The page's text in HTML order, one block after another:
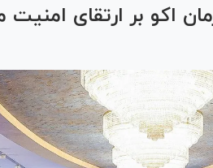
اکو بر ارتقای امنیت